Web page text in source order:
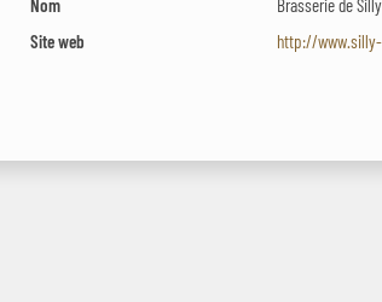
Site web
http://